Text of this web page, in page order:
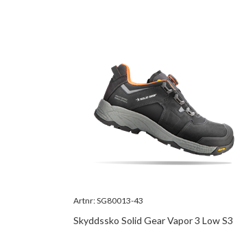
Artnr:SG80013-43
Skyddssko Solid Gear Vapor 3 Low S3